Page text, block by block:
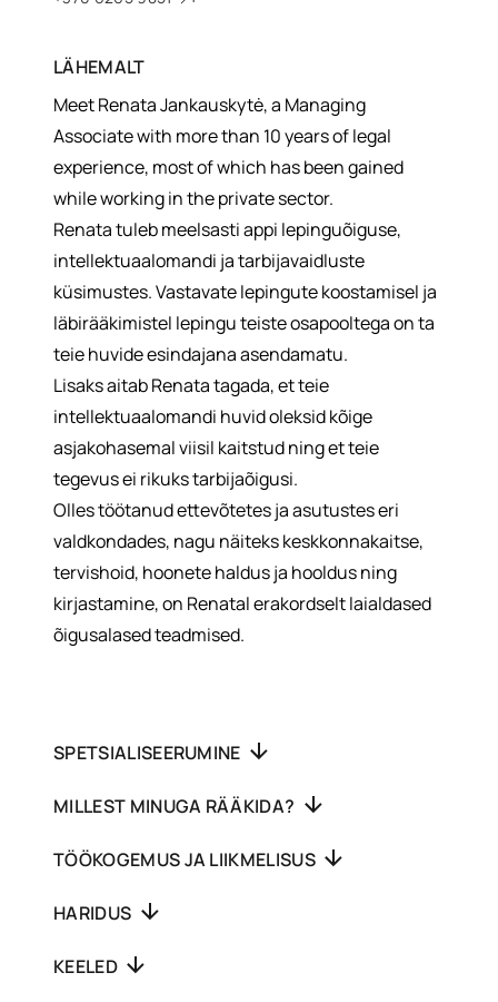
LÄHEMALT
Meet Renata Jankauskytė, a Managing
Associate with more than 10 years of legal
experience, most of which has been gained
while working in the private sector.
Renata tuleb meelsasti appi lepinguõiguse,
intellektuaalomandi ja tarbijavaidluste
küsimustes. Vastavate lepingute koostamisel ja
läbirääkimistel lepingu teiste osapooltega on ta
teie huvide esindajana asendamatu.
Lisaks aitab Renata tagada, et teie
intellektuaalomandi huvid oleksid kõige
asjakohasemal viisil kaitstud ning et teie
tegevus ei rikuks tarbijaõigusi.
Olles töötanud ettevõtetes ja asutustes eri
valdkondades, nagu näiteks keskkonnakaitse,
tervishoid, hoonete haldus ja hooldus ning
kirjastamine, on Renatal erakordselt laialdased
õigusalased teadmised.
SPETSIALISEERUMINE
MILLEST MINUGA RÄÄKIDA?
TÖÖKOGEMUS JA LIIKMELISUS
HARIDUS
KEELED